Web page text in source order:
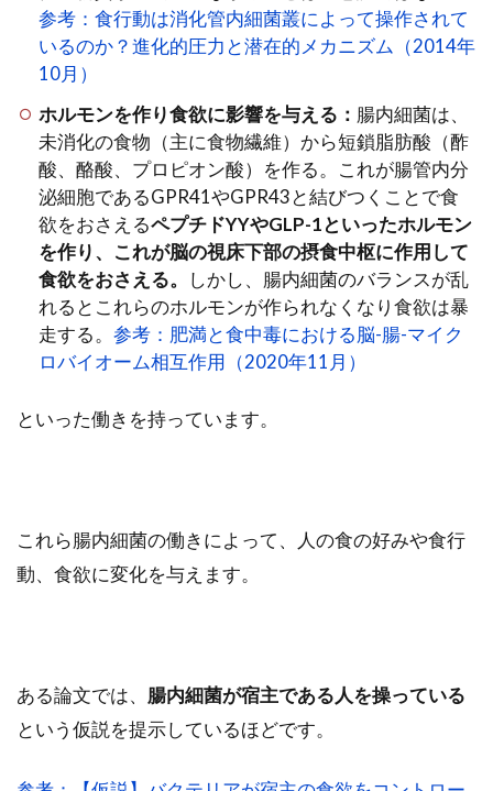
参考：食行動は消化管内細菌叢によって操作されて
いるのか？進化的圧力と潜在的メカニズム（2014年
10月）
ホルモンを作り食欲に影響を与える： 腸内細菌は、
未消化の食物（主に食物繊維）から短鎖脂肪酸（酢
酸、酪酸、プロピオン酸）を作る。これが腸管内分
泌細胞であるGPR41やGPR43と結びつくことで食
欲をおさえるペプチドYYやGLP-1といったホルモン
を作り、これが脳の視床下部の摂食中枢に作用して
食欲をおさえる。
しかし、腸内細菌のバランスが乱
れるとこれらのホルモンが作られなくなり食欲は暴
走する。参考：肥満と食中毒における脳-腸-マイク
ロバイオーム相互作用（2020年11月）
といった働きを持っています。
これら腸内細菌の働きによって、人の食の好みや食行
動、食欲に変化を与えます。
ある論文では、 腸内細菌が宿主である人を操っている
という仮説を提示しているほどです。